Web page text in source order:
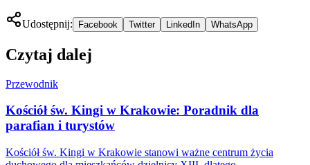
Udostępnij: Facebook Twitter LinkedIn WhatsApp
Czytaj dalej
Przewodnik
Kościół św. Kingi w Krakowie: Poradnik dla
parafian i turystów
Kościół św. Kingi w Krakowie stanowi ważne centrum życia